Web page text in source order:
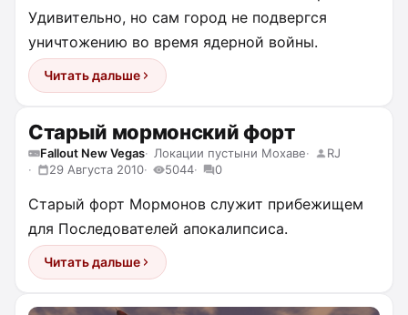
Удивительно, но сам город не подвергся
уничтожению во время ядерной войны.
Читать дальше
Старый мормонский форт
Fallout New Vegas Локации пустыни Мохаве
RJ
29 Августа 2010
5044 0
Старый форт Мормонов служит прибежищем
для Последователей апокалипсиса.
Читать дальше